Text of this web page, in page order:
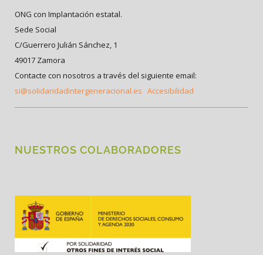
ONG con Implantación estatal.
Sede Social
C/Guerrero Julián Sánchez, 1
49017 Zamora
Contacte con nosotros a través del siguiente email:
si@solidaridadintergeneracional.es Accesibilidad
NUESTROS COLABORADORES